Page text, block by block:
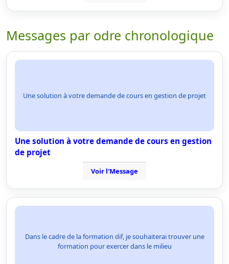
Messages par odre chronologique
Une solution à votre demande de cours en gestion de projet
Une solution à votre demande de cours en gestion
de projet
Voir l'Message
Dans le cadre de la formation dif, je souhaiterai trouver une
formation pour exercer dans le milieu